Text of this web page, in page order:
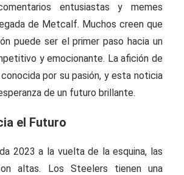
entusiastas y memes
de Metcalf. Muchos creen que
puede ser el primer paso hacia un
y emocionante. La afición de
por su pasión, y esta noticia
de un futuro brillante.
el Futuro
2023 a la vuelta de la esquina, las
altas. Los Steelers tienen una